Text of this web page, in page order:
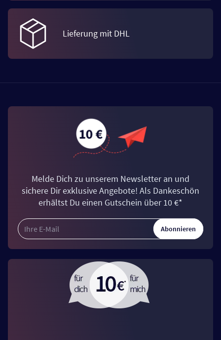
Lieferung mit DHL
Melde Dich zu unserem Newsletter an und
sichere Dir exklusive Angebote! Als Dankeschön
erhältst Du einen Gutschein über 10 €*
Abonnieren